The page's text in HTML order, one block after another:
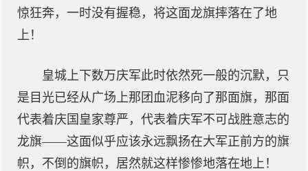
惊狂奔，一时没有握稳，将这面龙旗摔落在了地
上！
皇城上下数万庆军此时依然死一般的沉默，只
是目光已经从广场上那团血泥移向了那面旗，那面
代表着庆国皇家尊严，代表着庆军不可战胜意志的
龙旗——这面似乎应该永远飘扬在大军正前方的旗
帜，不倒的旗帜，居然就这样惨惨地落在地上！